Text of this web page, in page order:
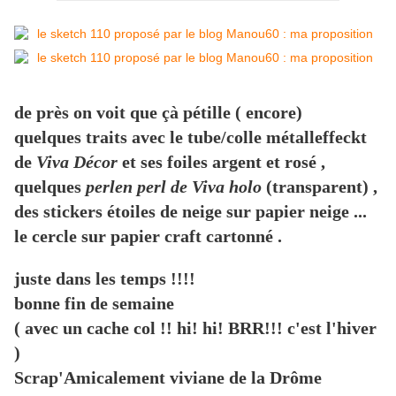
de près on voit que çà pétille ( encore)
quelques traits avec le tube/colle métalleffeckt
de Viva Décor et ses foiles argent et rosé ,
quelques perlen perl de Viva holo (transparent) ,
des stickers étoiles de neige sur papier neige ...
le cercle sur papier craft cartonné .
juste dans les temps !!!!
bonne fin de semaine
( avec un cache col !! hi! hi! BRR!!! c'est l'hiver
)
Scrap'Amicalement viviane de la Drôme